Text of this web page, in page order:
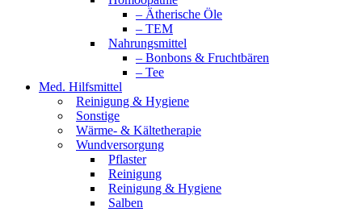
– Ätherische Öle
– TEM
Nahrungsmittel
– Bonbons & Fruchtbären
– Tee
Med. Hilfsmittel
Reinigung & Hygiene
Sonstige
Wärme- & Kältetherapie
Wundversorgung
Pflaster
Reinigung
Reinigung & Hygiene
Salben